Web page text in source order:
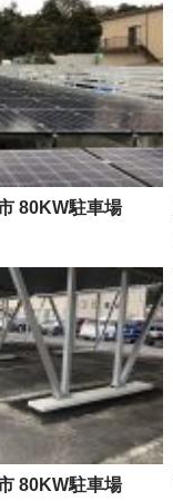
80KW駐車場
80KW駐車場